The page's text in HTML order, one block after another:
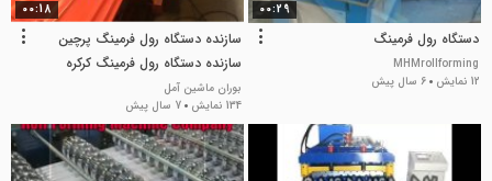
00:29
دستگاه رول فرمینگ
MHMrollforming
12 نمایش
6 سال پیش
00:18
سازنده دستگاه رول فرمینگ پرچین
سازنده دستگاه رول فرمینگ کرکره
ذوزنقه
بوران ماشین آمل
134 نمایش
7 سال پیش